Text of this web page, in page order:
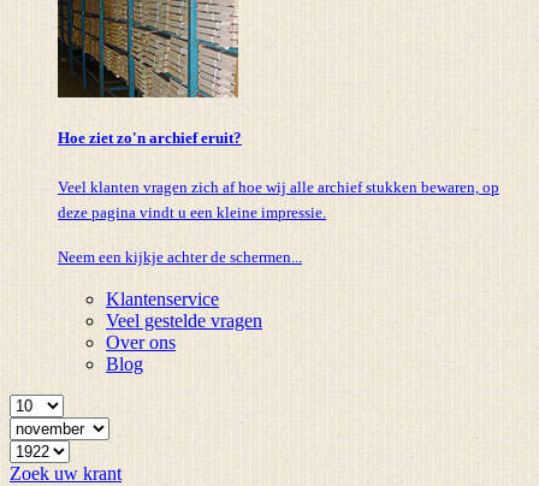
Hoe ziet zo'n archief eruit?
Veel klanten vragen zich af hoe wij alle archief stukken bewaren, op
deze pagina vindt u een kleine impressie.
Neem een kijkje achter de schermen...
Klantenservice
Veel gestelde vragen
Over ons
Blog
Zoek uw krant